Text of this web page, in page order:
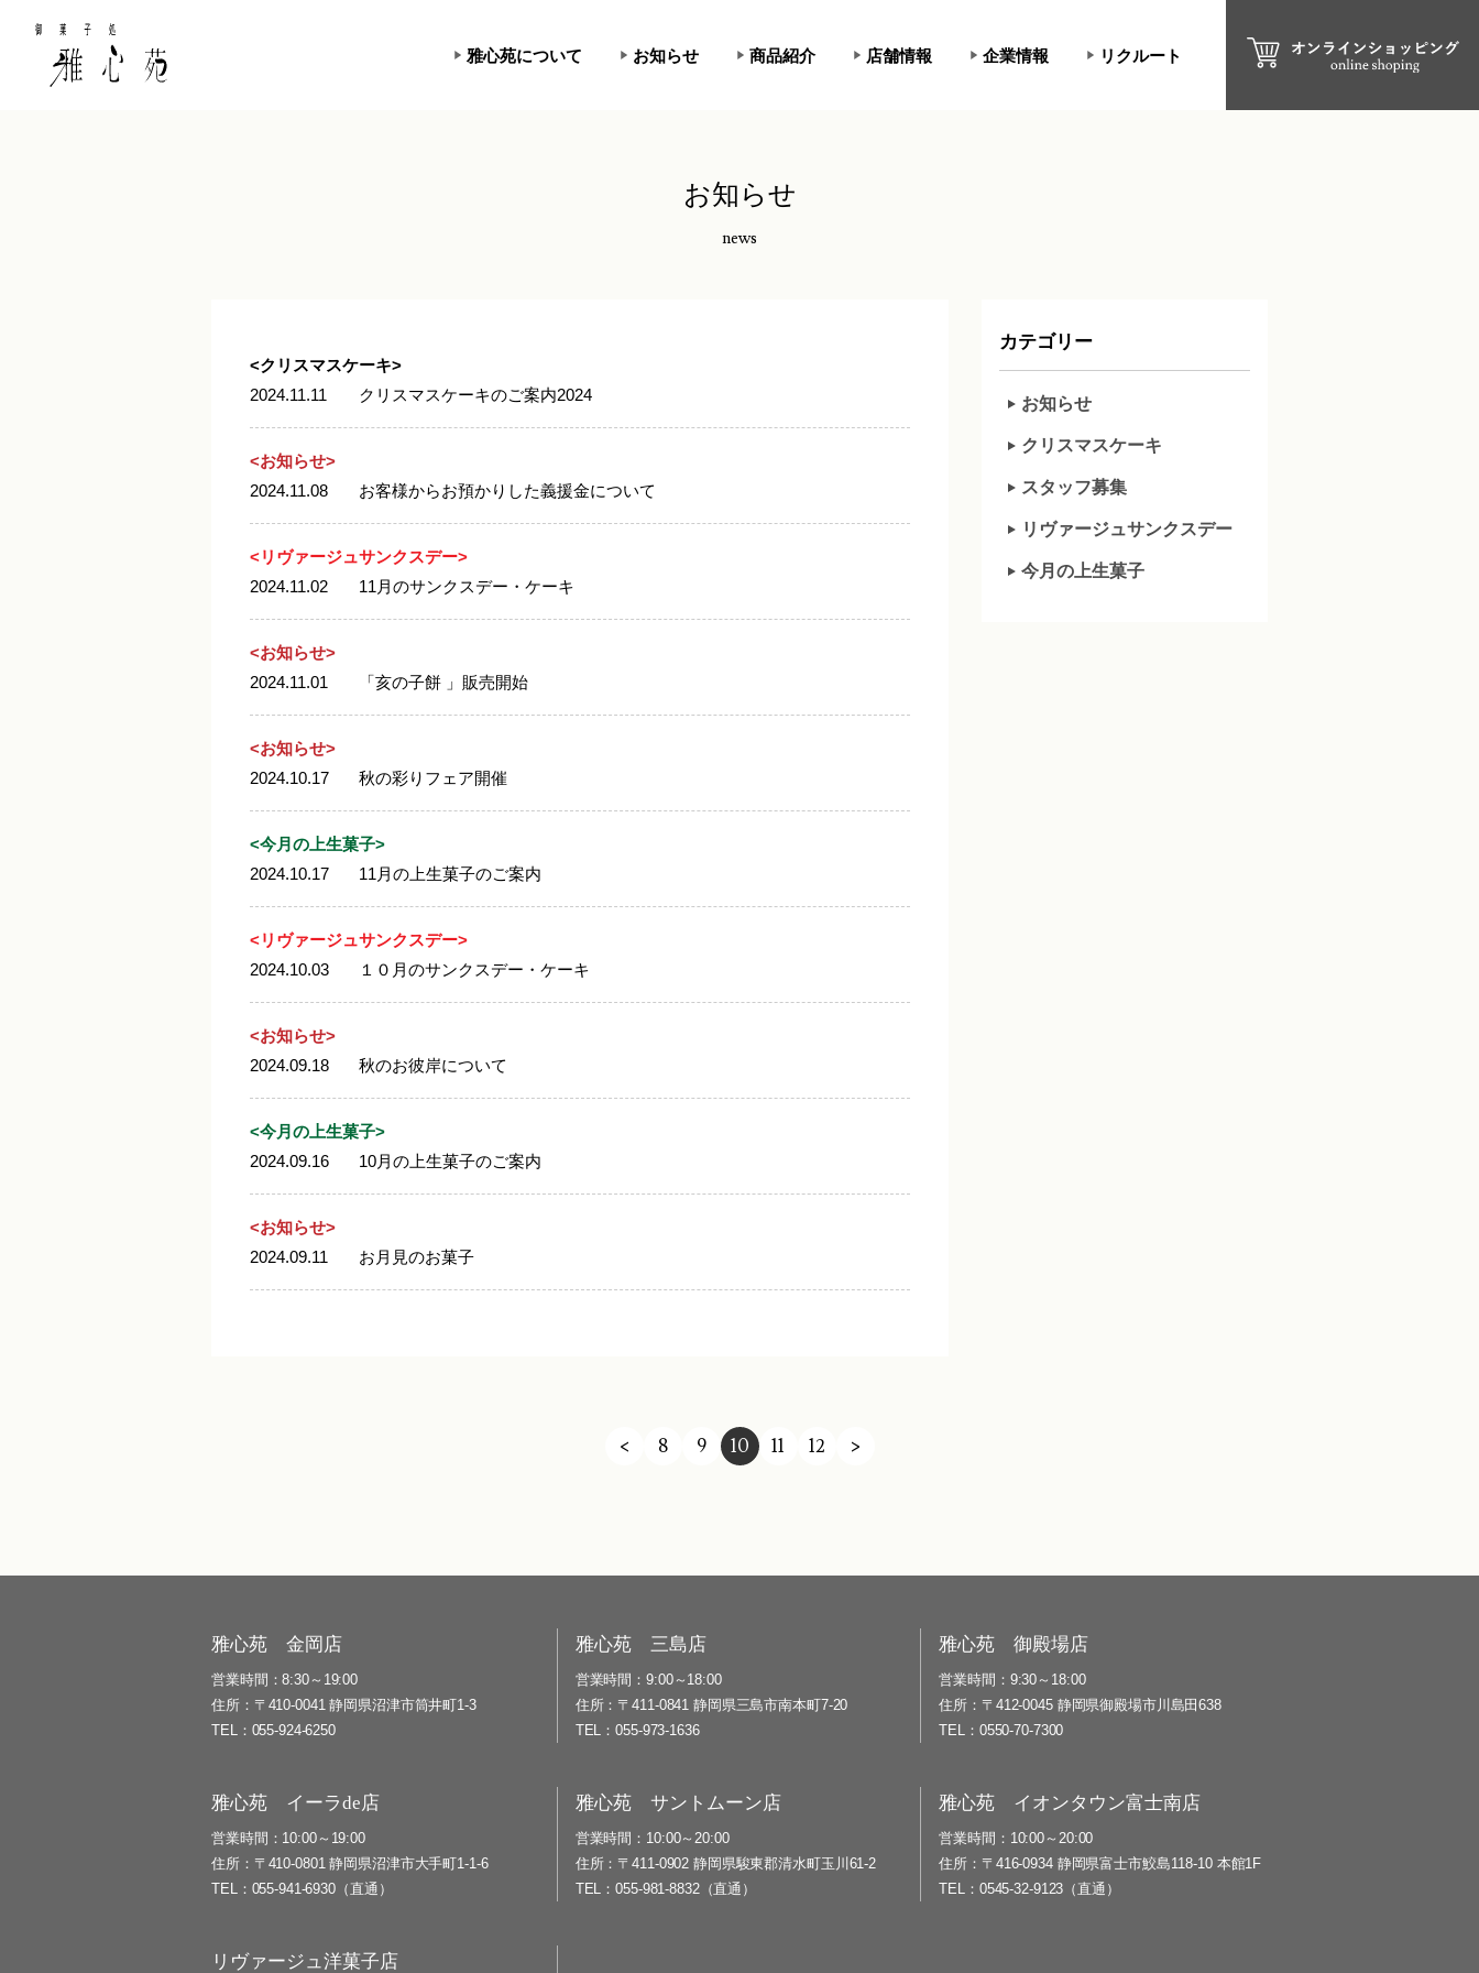
雅心苑について お知らせ 商品紹介 店舗情報 企業情報 リクルート
お知らせ
news
<クリスマスケーキ>
2024.11.11
クリスマスケーキのご案内2024
<お知らせ>
2024.11.08
お客様からお預かりした義援金について
<リヴァージュサンクスデー>
2024.11.02
11月のサンクスデー・ケーキ
<お知らせ>
2024.11.01
「亥の子餅 」販売開始
<お知らせ>
2024.10.17
秋の彩りフェア開催
<今月の上生菓子>
2024.10.17
11月の上生菓子のご案内
<リヴァージュサンクスデー>
2024.10.03
１０月のサンクスデー・ケーキ
<お知らせ>
2024.09.18
秋のお彼岸について
<今月の上生菓子>
2024.09.16
10月の上生菓子のご案内
<お知らせ>
2024.09.11
お月見のお菓子
カテゴリー
お知らせ
クリスマスケーキ
スタッフ募集
リヴァージュサンクスデー
今月の上生菓子
< 8 9 10 11 12 >
雅心苑 金岡店
営業時間
8:30～19:00
住所
〒410-0041 静岡県沼津市筒井町1-3
TEL
055-924-6250
雅心苑 三島店
営業時間
9:00～18:00
住所
〒411-0841 静岡県三島市南本町7-20
TEL
055-973-1636
雅心苑 御殿場店
営業時間
9:30～18:00
住所
〒412-0045 静岡県御殿場市川島田638
TEL
0550-70-7300
雅心苑 イーラde店
営業時間
10:00～19:00
住所
〒410-0801 静岡県沼津市大手町1-1-6
TEL
055-941-6930（直通）
雅心苑 サントムーン店
営業時間
10:00～20:00
住所
〒411-0902 静岡県駿東郡清水町玉川61-2
TEL
055-981-8832（直通）
雅心苑 イオンタウン富士南店
営業時間
10:00～20:00
住所
〒416-0934 静岡県富士市鮫島118-10 本館1F
TEL
0545-32-9123（直通）
リヴァージュ洋菓子店